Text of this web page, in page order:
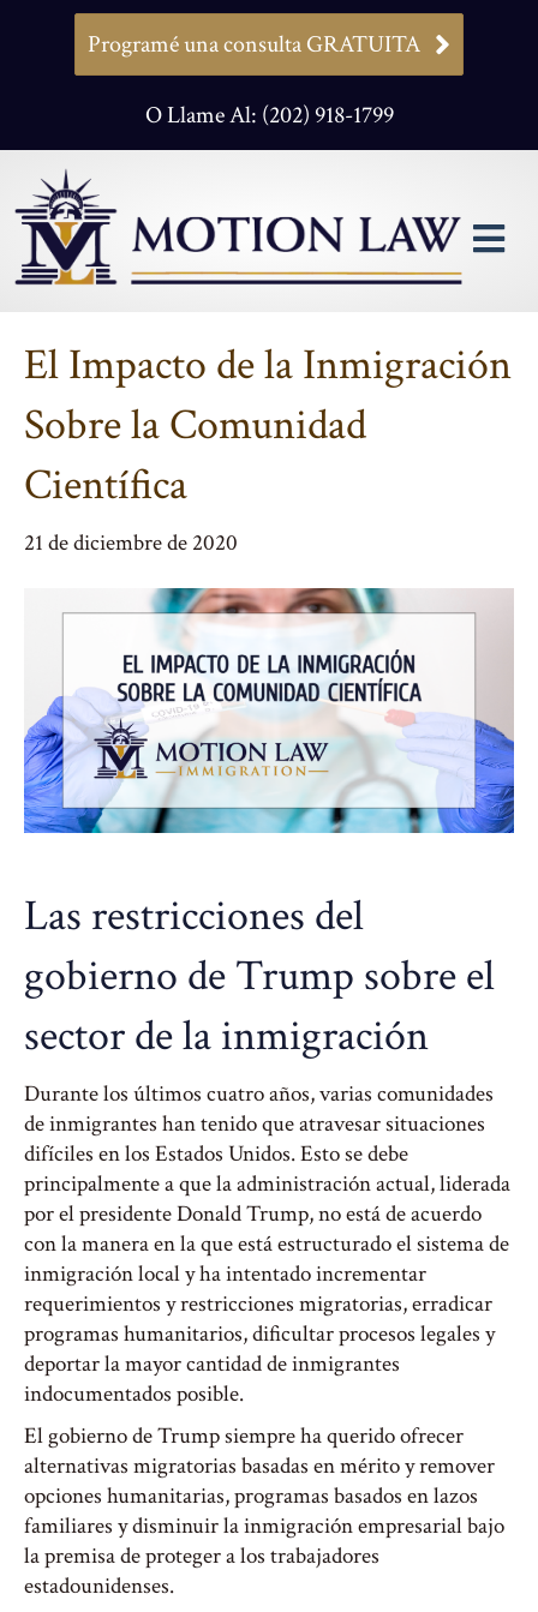
Programé una consulta GRATUITA
O Llame Al: (202) 918-1799
El Impacto de la Inmigración
Sobre la Comunidad
Científica
21 de diciembre de 2020
Las restricciones del
gobierno de Trump sobre el
sector de la inmigración
Durante los últimos cuatro años, varias comunidades
de inmigrantes han tenido que atravesar situaciones
difíciles en los Estados Unidos. Esto se debe
principalmente a que la administración actual, liderada
por el presidente Donald Trump, no está de acuerdo
con la manera en la que está estructurado el sistema de
inmigración local y ha intentado incrementar
requerimientos y restricciones migratorias, erradicar
programas humanitarios, dificultar procesos legales y
deportar la mayor cantidad de inmigrantes
indocumentados posible.
El gobierno de Trump siempre ha querido ofrecer
alternativas migratorias basadas en mérito y remover
opciones humanitarias, programas basados en lazos
familiares y disminuir la inmigración empresarial bajo
la premisa de proteger a los trabajadores
estadounidenses.